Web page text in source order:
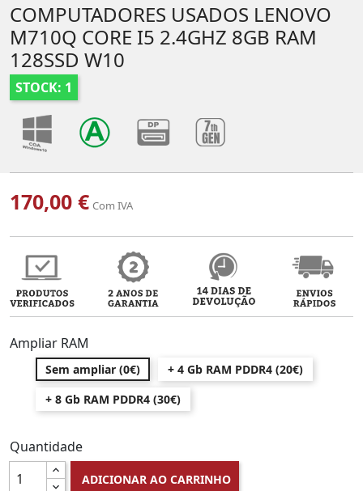
COMPUTADORES USADOS LENOVO
M710Q CORE I5 2.4GHZ 8GB RAM
128SSD W10
STOCK: 1
170,00 € Com IVA
Ampliar RAM
Sem ampliar (0€)
+ 4 Gb RAM PDDR4 (20€)
+ 8 Gb RAM PDDR4 (30€)
Quantidade
ADICIONAR AO CARRINHO